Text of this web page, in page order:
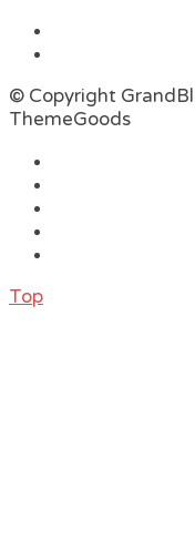
© Copyright
ThemeGoods
Top